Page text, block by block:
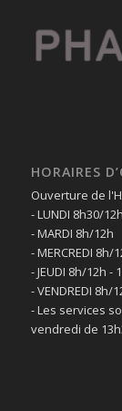
HORAIRES
Ouverture de
- LUNDI 8h30/
- MARDI 8h/12h
- MERCREDI 8h/
- JEUDI 8h/12h -
- VENDREDI 8h/
- Les services
vendredi de